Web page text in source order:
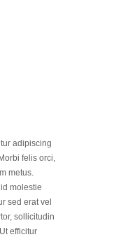
adipiscing
felis orci,
metus.
molestie
sed erat vel
sollicitudin
efficitur